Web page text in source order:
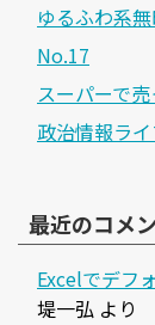
ゆるふわ系
No.17
スーパーで
政治情報ラ
最近のコメ
Excelでデフ
堤一弘 より